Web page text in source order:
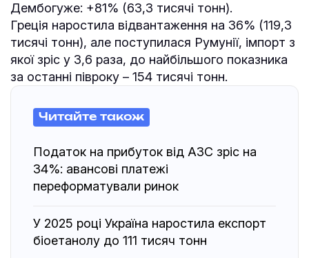
Дембогуже: +81% (63,3 тисячі тонн).
Греція наростила відвантаження на 36% (119,3
тисячі тонн), але поступилася Румунії, імпорт з
якої зріс у 3,6 раза, до найбільшого показника
за останні півроку – 154 тисячі тонн.
Читайте також
Податок на прибуток від АЗС зріс на
34%: авансові платежі
переформатували ринок
У 2025 році Україна наростила експорт
біоетанолу до 111 тисяч тонн